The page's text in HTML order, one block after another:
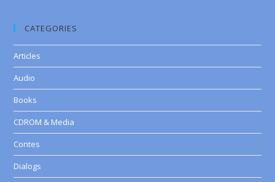
CATEGORIES
Articles
Audio
Books
CDROM & Media
Contes
Dialogs